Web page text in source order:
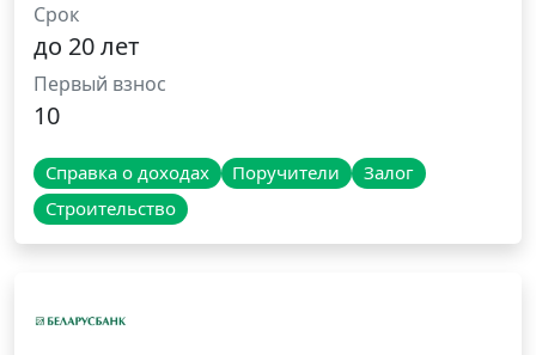
Срок
до 20 лет
Первый взнос
10
Справка о доходах Поручители
Залог
Строительство